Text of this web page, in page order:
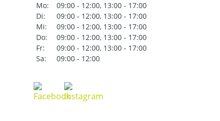
Mo:
09:00 - 12:00, 13:00 - 17:00
Di:
09:00 - 12:00, 13:00 - 17:00
Mi:
09:00 - 12:00, 13:00 - 17:00
Do:
09:00 - 12:00, 13:00 - 17:00
Fr:
09:00 - 12:00, 13:00 - 17:00
Sa:
09:00 - 12:00